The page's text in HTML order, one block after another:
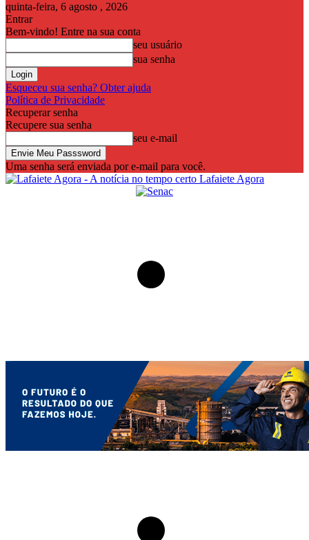
quinta-feira, 6 agosto , 2026
Entrar
Bem-vindo! Entre na sua conta
seu usuário
sua senha
Esqueceu sua senha? Obter ajuda
Política de Privacidade
Recuperar senha
Recupere sua senha
seu e-mail
Uma senha será enviada por e-mail para você.
Lafaiete Agora